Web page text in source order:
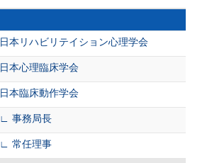
日本リハビリテイション心理学会
日本心理臨床学会
日本臨床動作学会
∟ 事務局長
∟ 常任理事